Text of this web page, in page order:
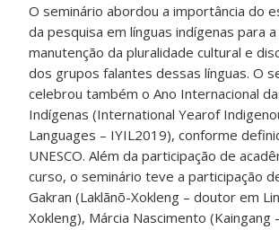
O seminário abordou a importância do
da pesquisa em línguas indígenas para a
manutenção da pluralidade cultural e
dos grupos falantes dessas línguas. O
celebrou também o Ano Internacional
Indígenas (International Yearof
Languages – IYIL2019), conforme
UNESCO. Além da participação de
curso, o seminário teve a participação
Gakran (Laklãnõ-Xokleng – doutor em
Xokleng), Márcia Nascimento (Kaingang